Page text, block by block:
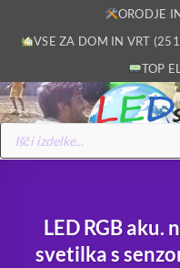
ORODJE
VSE ZA DOM IN VRT
TOP
Products
search
LED RGB aku.
svetilka s